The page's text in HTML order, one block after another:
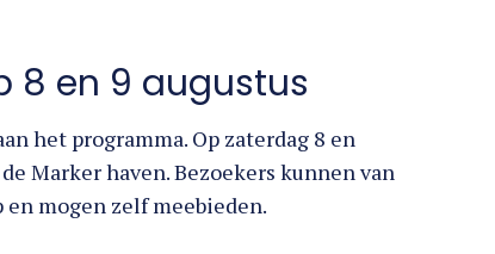
8 en 9 augustus
het programma. Op zaterdag 8 en
Marker haven. Bezoekers kunnen van
mogen zelf meebieden.